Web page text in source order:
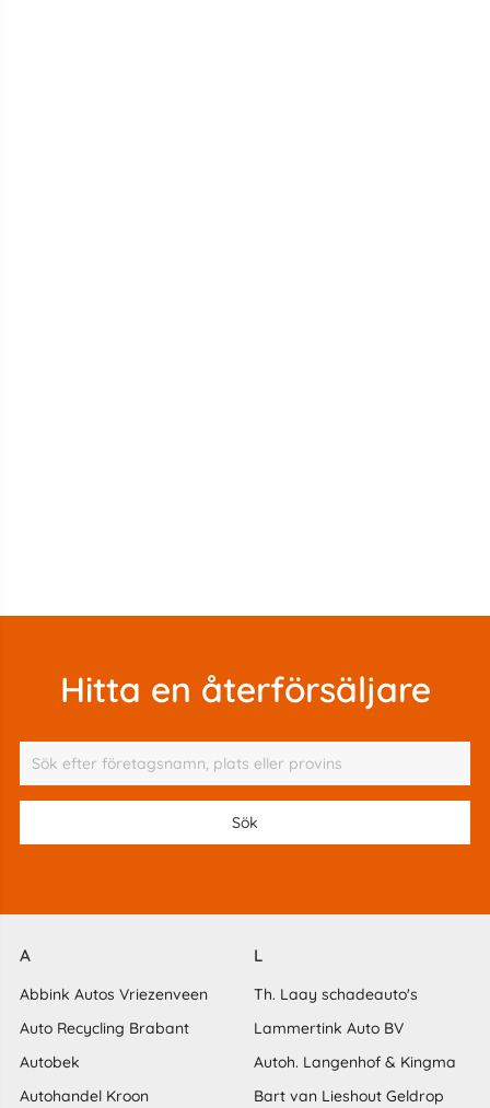
Hitta en återförsäljare
A
Abbink Autos Vriezenveen
Auto Recycling Brabant
Autobek
Autohandel Kroon
L
Th. Laay schadeauto's
Lammertink Auto BV
Autoh. Langenhof & Kingma
Bart van Lieshout Geldrop